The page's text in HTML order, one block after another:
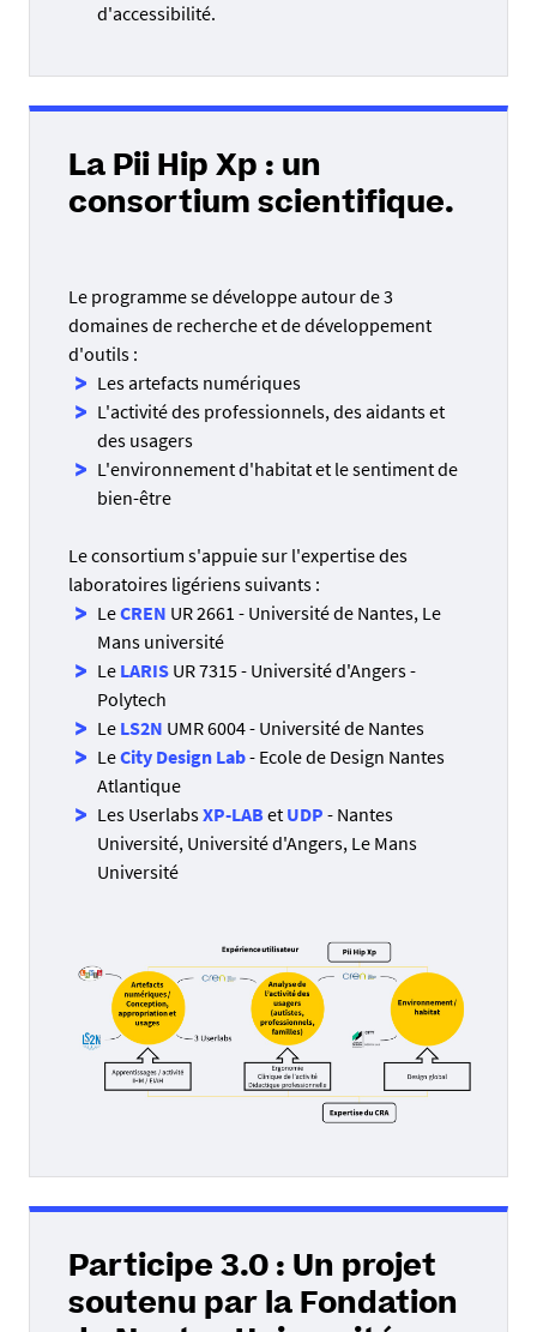
d'accessibilité.
La Pii Hip Xp : un
consortium scientifique.
Le programme se développe autour de 3
domaines de recherche et de développement
d'outils :
Les artefacts numériques
L'activité des professionnels, des aidants et
des usagers
L'environnement d'habitat et le sentiment de
bien-être
Le consortium s'appuie sur l'expertise des
laboratoires ligériens suivants :
LeCREN UR 2661 - Université de Nantes, Le
Mans université
Le LARIS UR 7315 - Université d'Angers -
Polytech
Le LS2N UMR 6004 - Université de Nantes
LeCity Design Lab- Ecole de Design Nantes
Atlantique
Les UserlabsXP-LAB et UDP - Nantes
Université, Université d'Angers, Le Mans
Université
Participe 3.0 : Un projet
soutenu par la Fondation